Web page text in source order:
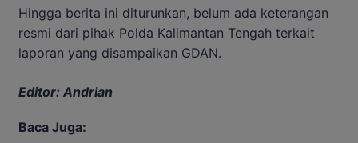
Hingga berita ini diturunkan, belum ada keterangan
resmi dari pihak Polda Kalimantan Tengah terkait
laporan yang disampaikan GDAN.
Editor: Andrian
Baca Juga: